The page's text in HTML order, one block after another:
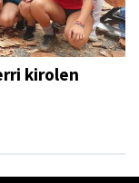
kirolen